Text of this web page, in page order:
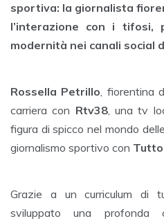
sportiva: la giornalista
l’interazione con i tifosi,
modernità nei canali social
Rossella Petrillo, fiorentina
carriera con Rtv38, una tv
figura di spicco nel mondo delle
giornalismo sportivo con Tutto
Grazie a un curriculum di
sviluppato una profonda